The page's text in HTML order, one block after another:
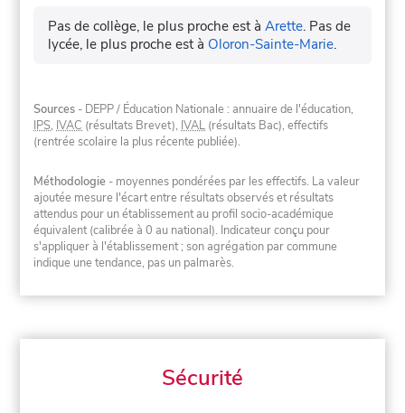
Pas de collège, le plus proche est àArette. Pas de
lycée, le plus proche est à Oloron-Sainte-Marie.
Sources - DEPP / Éducation Nationale : annuaire de l'éducation,
IPS, IVAC (résultats Brevet), IVAL (résultats Bac), effectifs
(rentrée scolaire la plus récente publiée).
Méthodologie - moyennes pondérées par les effectifs. La valeur
ajoutée mesure l'écart entre résultats observés et résultats
attendus pour un établissement au profil socio-académique
équivalent (calibrée à 0 au national). Indicateur conçu pour
s'appliquer à l'établissement ; son agrégation par commune
indique une tendance, pas un palmarès.
Sécurité